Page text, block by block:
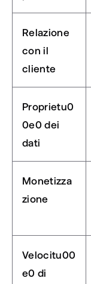
Relazione
con il
cliente
Proprietu0
0e0 dei
dati
Monetizza
zione
Velocitu00
e0 di